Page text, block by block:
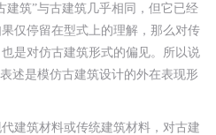
建筑”与古建筑几乎相同，但它已经
仅停留在型式上的理解，那么对传
是对仿古建筑形式的偏见。所以说
述是模仿古建筑设计的外在表现形
建筑材料或传统建筑材料，对古建